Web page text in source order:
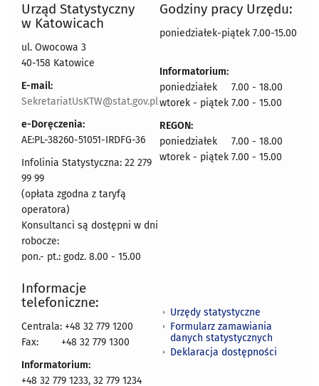
Urząd Statystyczny
w Katowicach
ul. Owocowa 3
40-158 Katowice
E-mail:
SekretariatUsKTW@stat.gov.pl
e-Doręczenia:
AE:PL-38260-51051-IRDFG-36
Infolinia Statystyczna: 22 279
99 99
(opłata zgodna z taryfą
operatora)
Konsultanci są dostępni w dni
robocze:
pon.- pt.: godz. 8.00 - 15.00
Godziny pracy Urzędu:
poniedziałek-piątek 7.00-15.00
Informatorium:
poniedziałek 7.00 - 18.00
wtorek - piątek 7.00 - 15.00
REGON:
poniedziałek 7.00 - 18.00
wtorek - piątek 7.00 - 15.00
Informacje
telefoniczne:
Centrala: +48 32 779 1200
Fax:
+48 32 779 1300
Informatorium:
+48 32 779 1233, 32 779 1234
Urzędy statystyczne
Formularz zamawiania
danych statystycznych
Deklaracja dostępności